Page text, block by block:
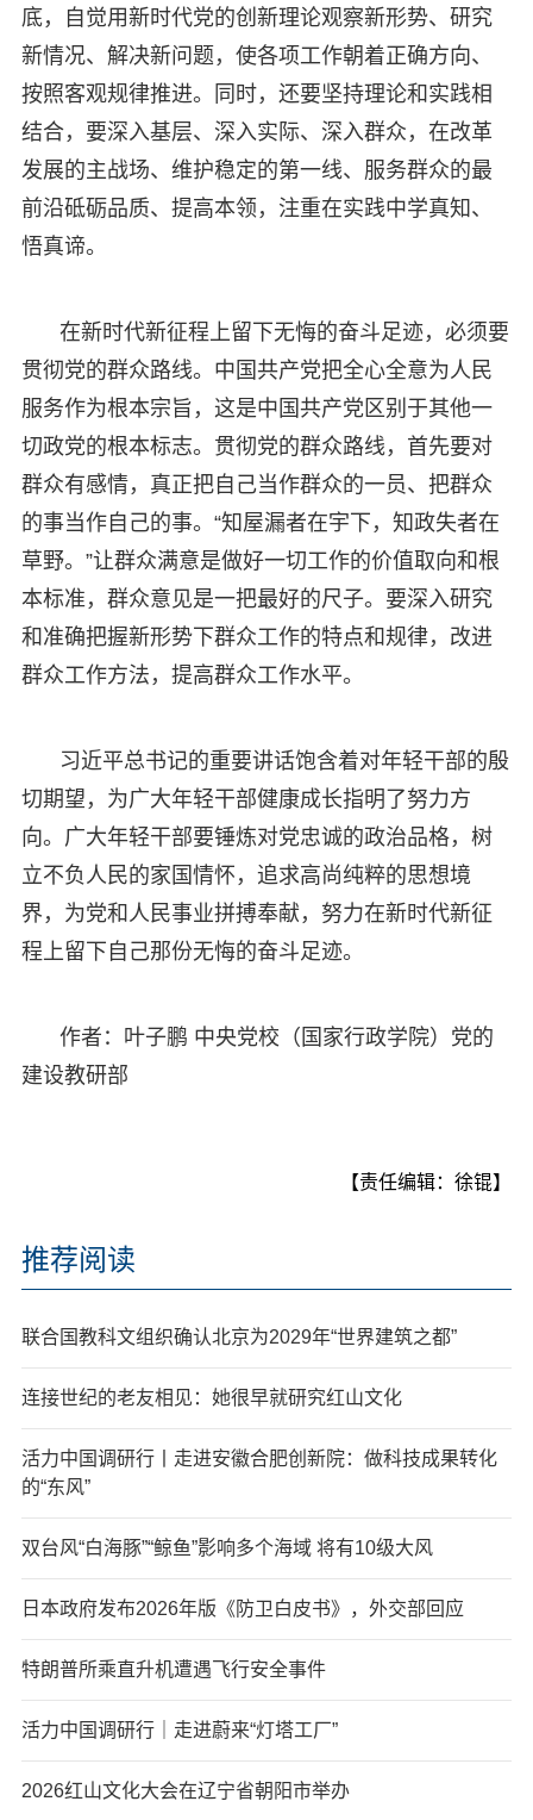
底，自觉用新时代党的创新理论观察新形势、研究
新情况、解决新问题，使各项工作朝着正确方向、
按照客观规律推进。同时，还要坚持理论和实践相
结合，要深入基层、深入实际、深入群众，在改革
发展的主战场、维护稳定的第一线、服务群众的最
前沿砥砺品质、提高本领，注重在实践中学真知、
悟真谛。
在新时代新征程上留下无悔的奋斗足迹，必须要
贯彻党的群众路线。中国共产党把全心全意为人民
服务作为根本宗旨，这是中国共产党区别于其他一
切政党的根本标志。贯彻党的群众路线，首先要对
群众有感情，真正把自己当作群众的一员、把群众
的事当作自己的事。“知屋漏者在宇下，知政失者在
草野。”让群众满意是做好一切工作的价值取向和根
本标准，群众意见是一把最好的尺子。要深入研究
和准确把握新形势下群众工作的特点和规律，改进
群众工作方法，提高群众工作水平。
习近平总书记的重要讲话饱含着对年轻干部的殷
切期望，为广大年轻干部健康成长指明了努力方
向。广大年轻干部要锤炼对党忠诚的政治品格，树
立不负人民的家国情怀，追求高尚纯粹的思想境
界，为党和人民事业拼搏奉献，努力在新时代新征
程上留下自己那份无悔的奋斗足迹。
作者：叶子鹏 中央党校（国家行政学院）党的
建设教研部
【责任编辑：徐锟】
推荐阅读
联合国教科文组织确认北京为2029年“世界建筑之都”
连接世纪的老友相见：她很早就研究红山文化
活力中国调研行丨走进安徽合肥创新院：做科技成果转化
的“东风”
双台风“白海豚”“鲸鱼”影响多个海域 将有10级大风
日本政府发布2026年版《防卫白皮书》，外交部回应
特朗普所乘直升机遭遇飞行安全事件
活力中国调研行｜走进蔚来“灯塔工厂”
2026红山文化大会在辽宁省朝阳市举办